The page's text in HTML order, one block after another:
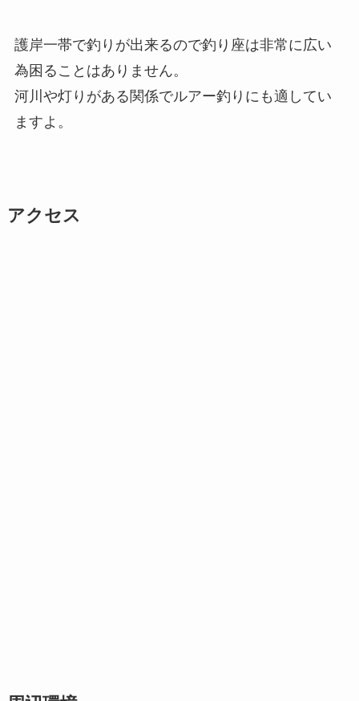
護岸一帯で釣りが出来るので釣り座は非常に広い
為困ることはありません。
河川や灯りがある関係でルアー釣りにも適してい
ますよ。
アクセス